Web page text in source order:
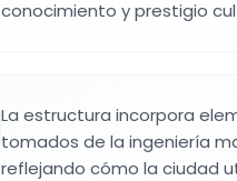
conocimiento y prestigio
La estructura incorpora
tomados de la ingeniería
reflejando cómo la ciudad